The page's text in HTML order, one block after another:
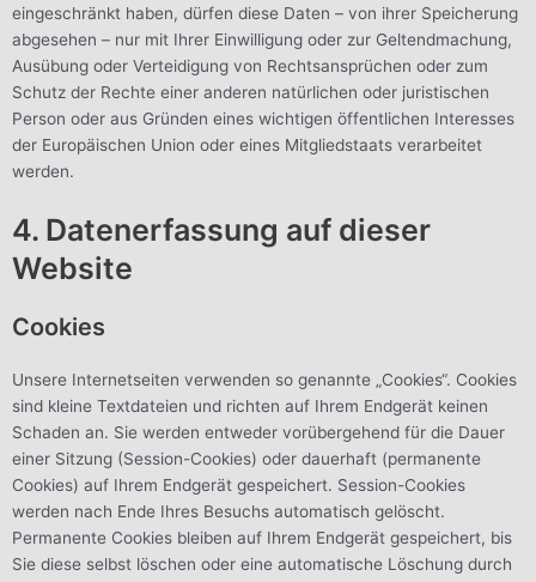
eingeschränkt haben, dürfen diese Daten – von ihrer Speicherung
abgesehen – nur mit Ihrer Einwilligung oder zur Geltendmachung,
Ausübung oder Verteidigung von Rechtsansprüchen oder zum
Schutz der Rechte einer anderen natürlichen oder juristischen
Person oder aus Gründen eines wichtigen öffentlichen Interesses
der Europäischen Union oder eines Mitgliedstaats verarbeitet
werden.
4. Datenerfassung auf dieser
Website
Cookies
Unsere Internetseiten verwenden so genannte „Cookies“. Cookies
sind kleine Textdateien und richten auf Ihrem Endgerät keinen
Schaden an. Sie werden entweder vorübergehend für die Dauer
einer Sitzung (Session-Cookies) oder dauerhaft (permanente
Cookies) auf Ihrem Endgerät gespeichert. Session-Cookies
werden nach Ende Ihres Besuchs automatisch gelöscht.
Permanente Cookies bleiben auf Ihrem Endgerät gespeichert, bis
Sie diese selbst löschen oder eine automatische Löschung durch